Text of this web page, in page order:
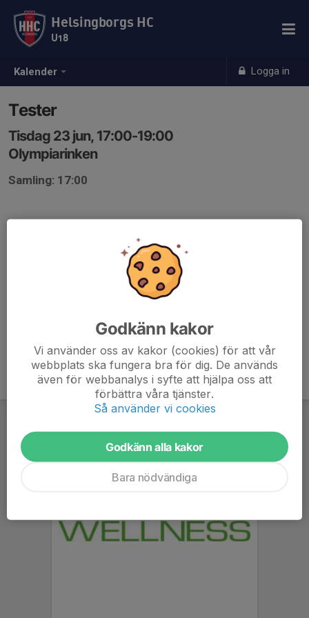
Kalender Logga in
Helsingborgs HC
U18
Tester
Tisdag 23 jun, 17:00-19:00
Olympiarinken
Samling: 17:00
Godkänn kakor
Vi använder oss av kakor (cookies) för att vår
webbplats ska fungera bra för dig. De används
även för webbanalys i syfte att hjälpa oss att
förbättra våra tjänster.
Så använder vi cookies
Godkänn alla kakor
Bara nödvändiga